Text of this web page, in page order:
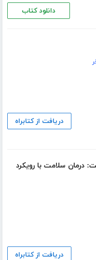
دانلود کتاب
دریافت از کتابراه
درمان سلامت با رویکرد
دریافت از کتابراه